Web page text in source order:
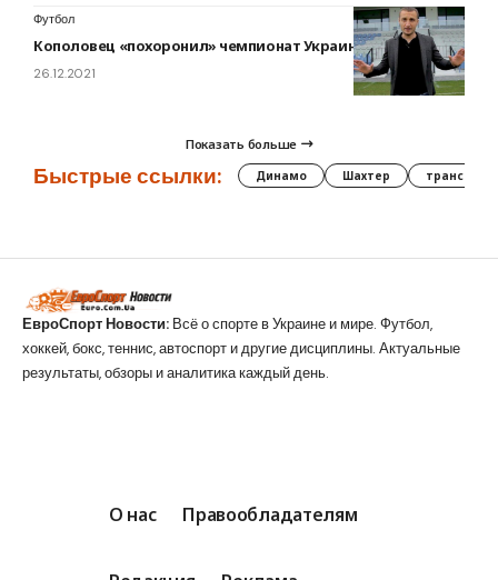
Футбол
Кополовец «похоронил» чемпионат Украины
26.12.2021
Показать больше
Быстрые ссылки: Динамо Шахтер трансферы
ЕвроСпорт Новости: Всё о спорте в Украине и мире. Футбол,
хоккей, бокс, теннис, автоспорт и другие дисциплины. Актуальные
результаты, обзоры и аналитика каждый день.
О нас Правообладателям